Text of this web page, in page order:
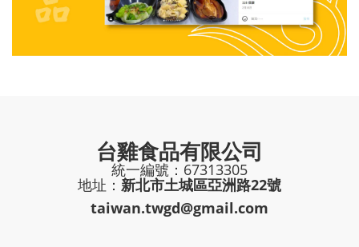
台雞食品有限公司
統一編號：67313305
地址： 新北市土城區亞洲路22號
taiwan.twgd@gmail.com